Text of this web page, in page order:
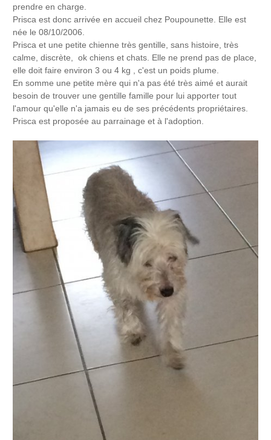
prendre en charge.
Prisca est donc arrivée en accueil chez Poupounette. Elle est
née le 08/10/2006.
Prisca et une petite chienne très gentille, sans histoire, très
calme, discrète, ok chiens et chats. Elle ne prend pas de place,
elle doit faire environ 3 ou 4 kg , c'est un poids plume.
En somme une petite mère qui n'a pas été très aimé et aurait
besoin de trouver une gentille famille pour lui apporter tout
l'amour qu'elle n'a jamais eu de ses précédents propriétaires.
Prisca est proposée au parrainage et à l'adoption.